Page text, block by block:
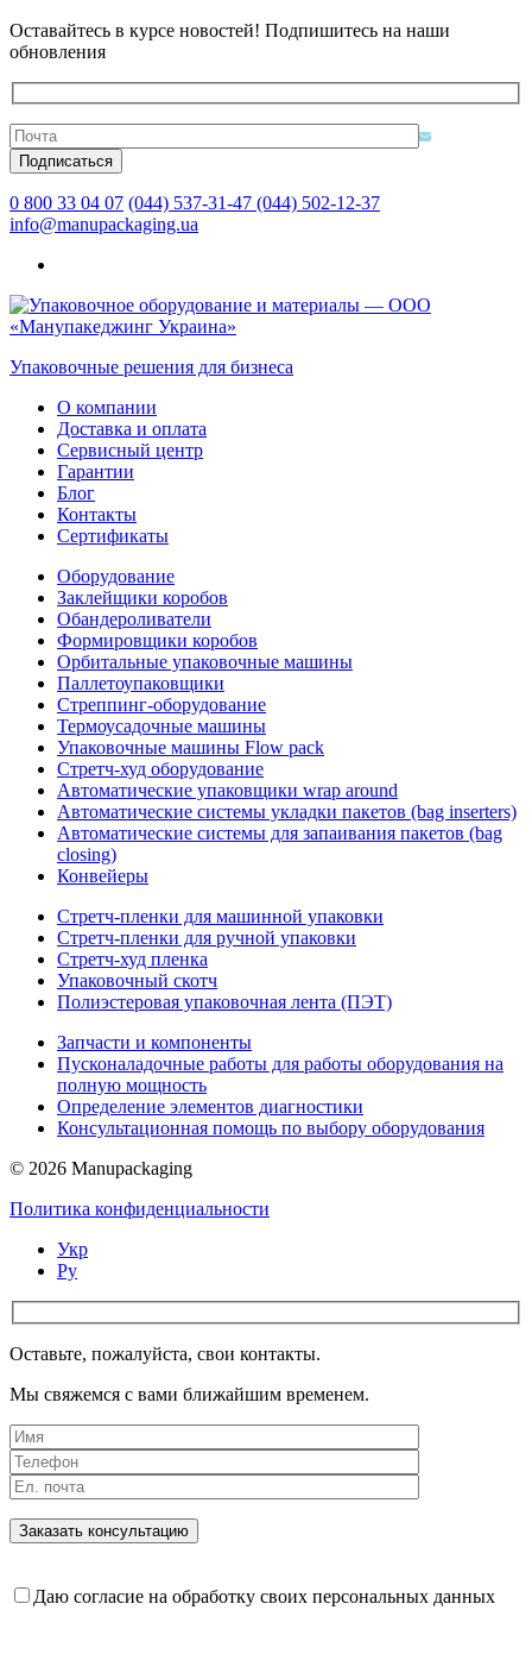
Оставайтесь в курсе новостей! Подпишитесь на наши
обновления
0 800 33 04 07 (044) 537-31-47 (044) 502-12-37
info@manupackaging.ua
Упаковочные решения для бизнеса
О компании
Доставка и оплата
Сервисный центр
Гарантии
Блог
Контакты
Сертификаты
Оборудование
Заклейщики коробов
Обандероливатели
Формировщики коробов
Орбитальные упаковочные машины
Паллетоупаковщики
Стреппинг-оборудование
Термоусадочные машины
Упаковочные машины Flow pack
Стретч-худ оборудование
Автоматические упаковщики wrap around
Автоматические системы укладки пакетов (bag inserters)
Автоматические системы для запаивания пакетов (bag
closing)
Конвейеры
Стретч-пленки для машинной упаковки
Стретч-пленки для ручной упаковки
Стретч-худ пленка
Упаковочный скотч
Полиэстеровая упаковочная лента (ПЭТ)
Запчасти и компоненты
Пусконаладочные работы для работы оборудования на
полную мощность
Определение элементов диагностики
Консультационная помощь по выбору оборудования
© 2026 Manupackaging
Политика конфиденциальности
Укр
Ру
Оставьте, пожалуйста, свои контакты.
Мы свяжемся с вами ближайшим временем.
Даю согласие на обработку своих персональных данных